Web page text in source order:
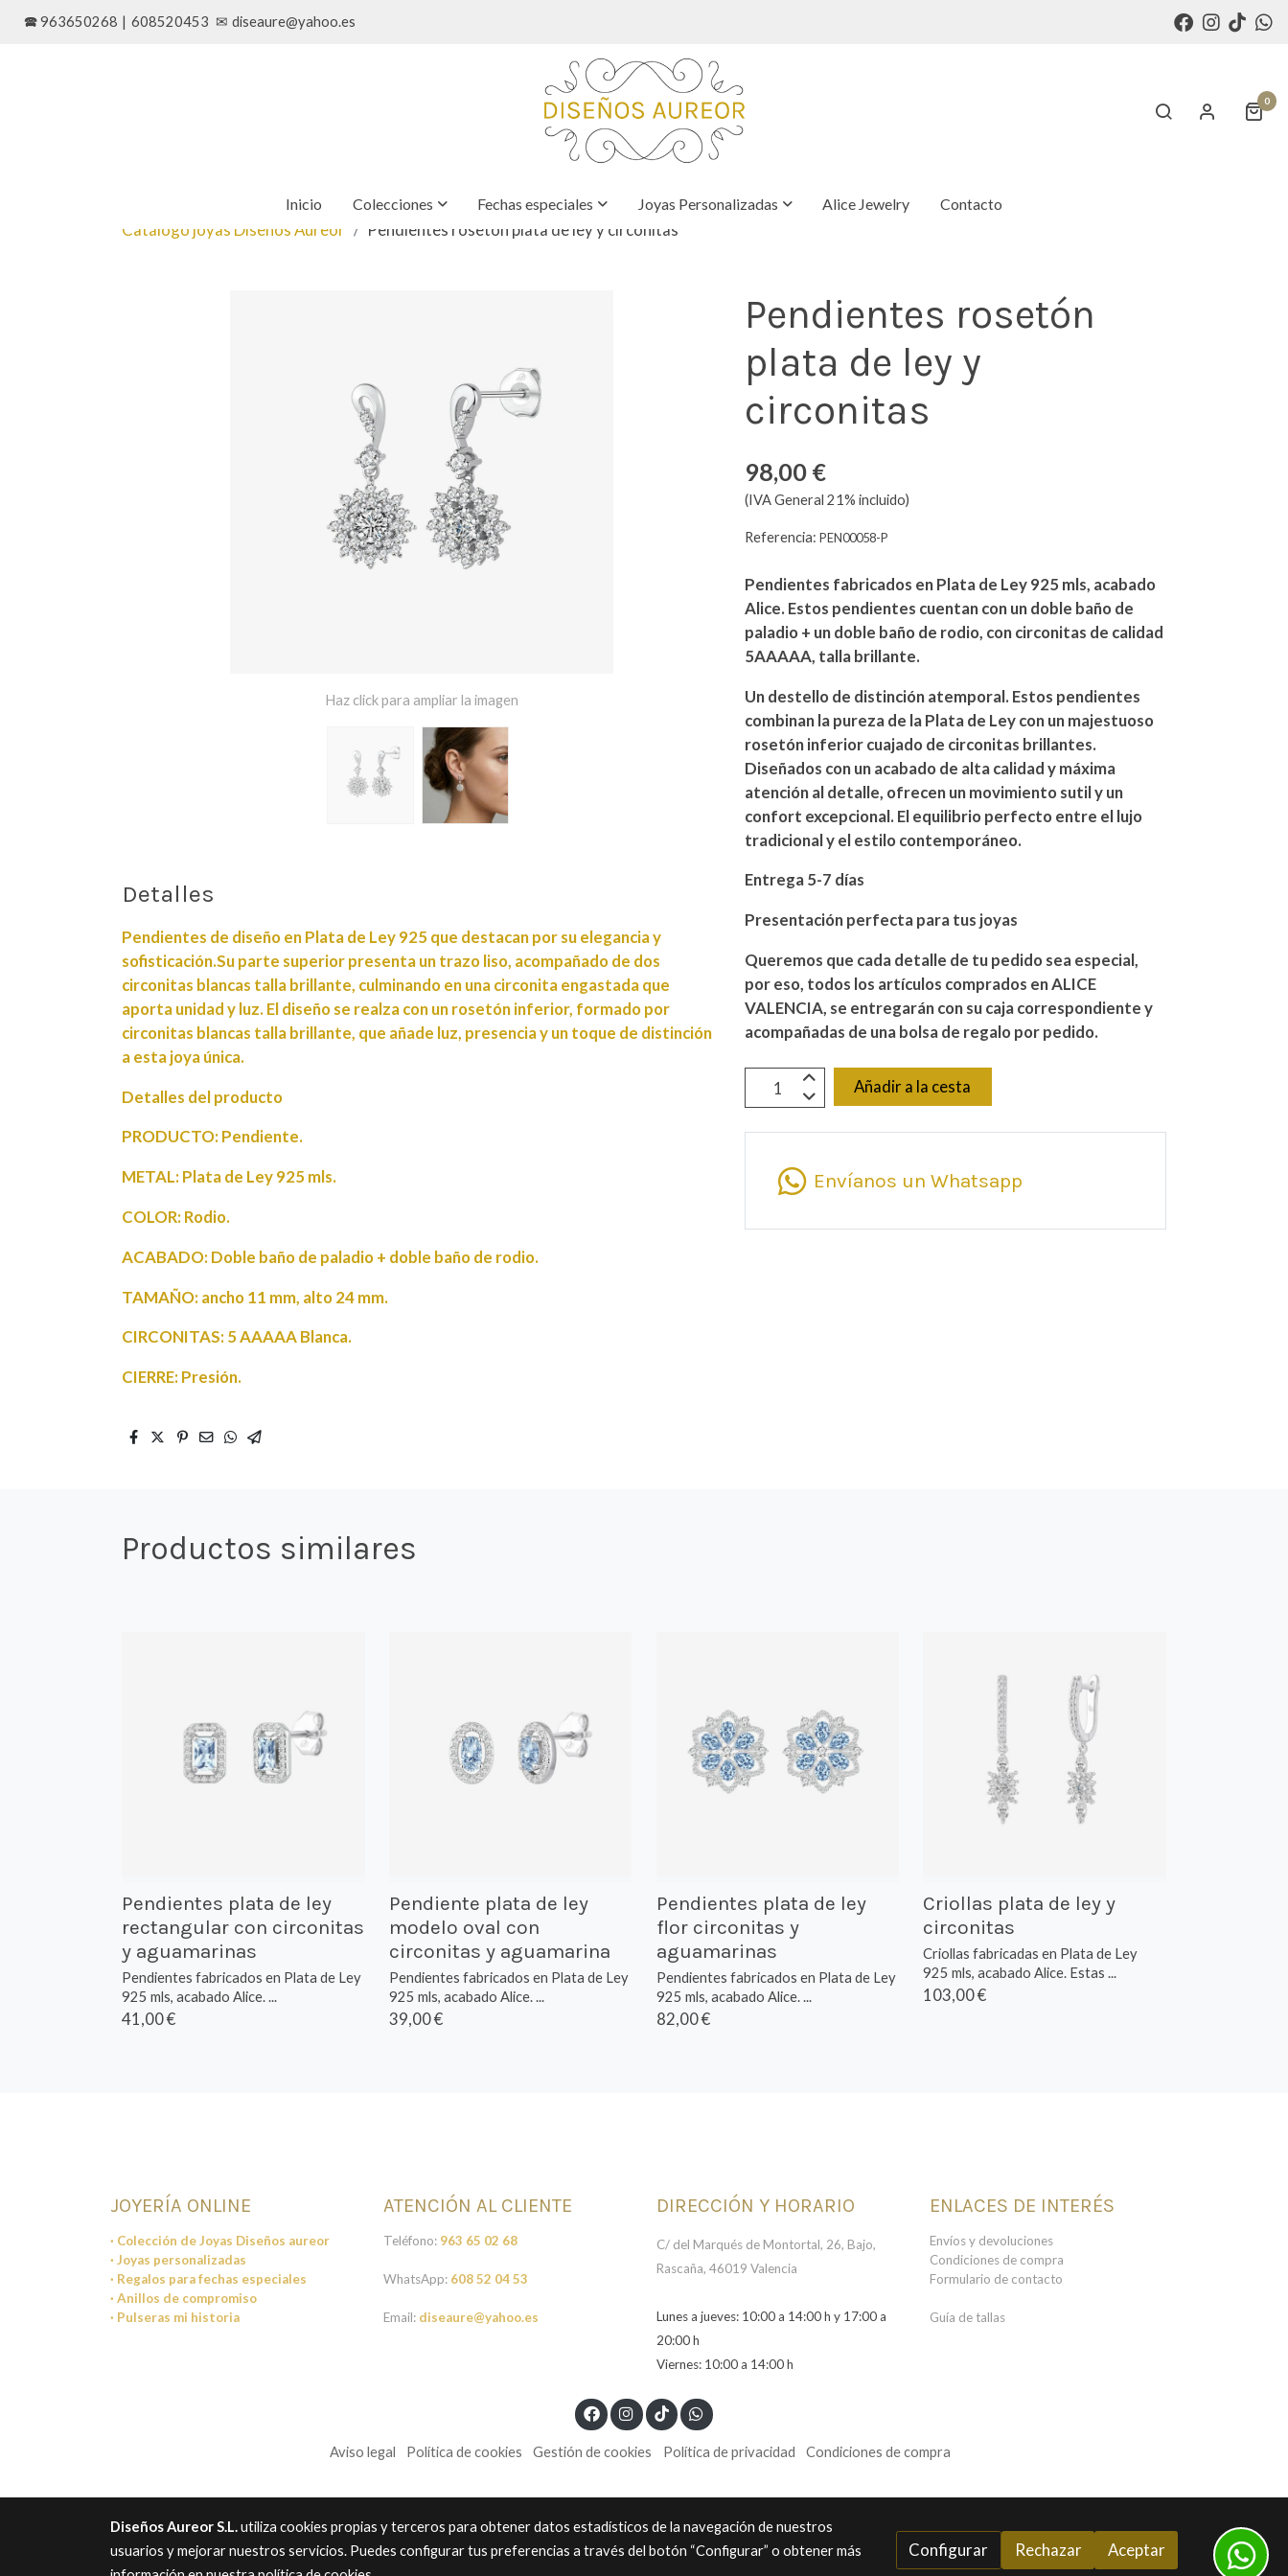
🕿 963650268 | 608520453 ✉ diseaure@yahoo.es
0
Inicio Colecciones Fechas especiales Joyas Personalizadas Alice Jewelry Contacto
Catálogo joyas Diseños Aureor Pendientes rosetón plata de ley y circonitas
Haz click para ampliar la imagen
Detalles
Pendientes de diseño en Plata de Ley 925 que destacan por su elegancia y
sofisticación.Su parte superior presenta un trazo liso, acompañado de dos
circonitas blancas talla brillante, culminando en una circonita engastada que
aporta unidad y luz. El diseño se realza con un rosetón inferior, formado por
circonitas blancas talla brillante, que añade luz, presencia y un toque de distinción
a esta joya única.
Detalles del producto
PRODUCTO: Pendiente.
METAL: Plata de Ley 925 mls.
COLOR: Rodio.
ACABADO: Doble baño de paladio + doble baño de rodio.
TAMAÑO: ancho 11 mm, alto 24 mm.
CIRCONITAS: 5 AAAAA Blanca.
CIERRE: Presión.
Pendientes rosetón
plata de ley y
circonitas
98,00 €
(IVA General 21% incluido)
Referencia:PEN00058-P
Pendientes fabricados en Plata de Ley 925 mls, acabado
Alice. Estos pendientes cuentan con un doble baño de
paladio + un doble baño de rodio, con circonitas de calidad
5AAAAA, talla brillante.
Un destello de distinción atemporal. Estos pendientes
combinan la pureza de la Plata de Ley con un majestuoso
rosetón inferior cuajado de circonitas brillantes.
Diseñados con un acabado de alta calidad y máxima
atención al detalle, ofrecen un movimiento sutil y un
confort excepcional. El equilibrio perfecto entre el lujo
tradicional y el estilo contemporáneo.
Entrega 5-7 días
Presentación perfecta para tus joyas
Queremos que cada detalle de tu pedido sea especial,
por eso, todos los artículos comprados en ALICE
VALENCIA, se entregarán con su caja correspondiente y
acompañadas de una bolsa de regalo por pedido.
Añadir a la cesta
Envíanos un Whatsapp
Productos similares
Pendientes plata de ley
rectangular con circonitas
y aguamarinas
Pendientes fabricados en Plata de Ley
925 mls, acabado Alice. ...
41,00 €
Pendiente plata de ley
modelo oval con
circonitas y aguamarina
Pendientes fabricados en Plata de Ley
925 mls, acabado Alice. ...
39,00 €
Pendientes plata de ley
flor circonitas y
aguamarinas
Pendientes fabricados en Plata de Ley
925 mls, acabado Alice. ...
82,00 €
Criollas plata de ley y
circonitas
Criollas fabricadas en Plata de Ley
925 mls, acabado Alice. Estas ...
103,00 €
JOYERÍA ONLINE
· Colección de Joyas Diseños aureor
· Joyas personalizadas
· Regalos para fechas especiales
· Anillos de compromiso
· Pulseras mi historia
ATENCIÓN AL CLIENTE
Teléfono: 963 65 02 68
WhatsApp: 608 52 04 53
Email: diseaure@yahoo.es
DIRECCIÓN Y HORARIO
C/ del Marqués de Montortal, 26, Bajo,
Rascaña, 46019 Valencia
Lunes a jueves: 10:00 a 14:00 h y 17:00 a
20:00 h
Viernes: 10:00 a 14:00 h
ENLACES DE INTERÉS
Envíos y devoluciones
Condiciones de compra
Formulario de contacto
Guía de tallas
Aviso legal Política de cookies Gestión de cookies Política de privacidad Condiciones de compra
Diseños Aureor S.L.utiliza cookies propias y terceros para obtener datos estadísticos de la navegación de nuestros
usuarios y mejorar nuestros servicios. Puedes configurar tus preferencias a través del botón “Configurar” o obtener más
Configurar Rechazar Aceptar